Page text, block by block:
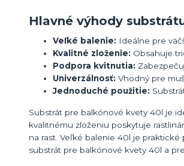
Hlavné výhody
Veľké balenie: Ideálne pre
Kvalitné zloženie: Obsahuje
Podpora kvitnutia:
Univerzálnosť: Vhodný pre
Jednoduché použitie:
Substrát pre balkónové kvety 40l je
kvalitnému zloženiu poskytuje
na rast. Veľké balenie 40l je
substrát pre balkónové kvety 40l a